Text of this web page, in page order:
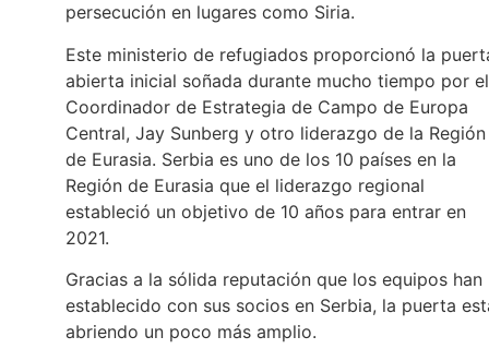
persecución en lugares como Siria.
Este ministerio de refugiados proporcionó la
abierta inicial soñada durante mucho tiempo por el
Coordinador de Estrategia de Campo de Europa
Central, Jay Sunberg y otro liderazgo de la Región
de Eurasia. Serbia es uno de los 10 países en la
Región de Eurasia que el liderazgo regional
estableció un objetivo de 10 años para entrar en
2021.
Gracias a la sólida reputación que los equipos han
establecido con sus socios en Serbia, la puerta
abriendo un poco más amplio.